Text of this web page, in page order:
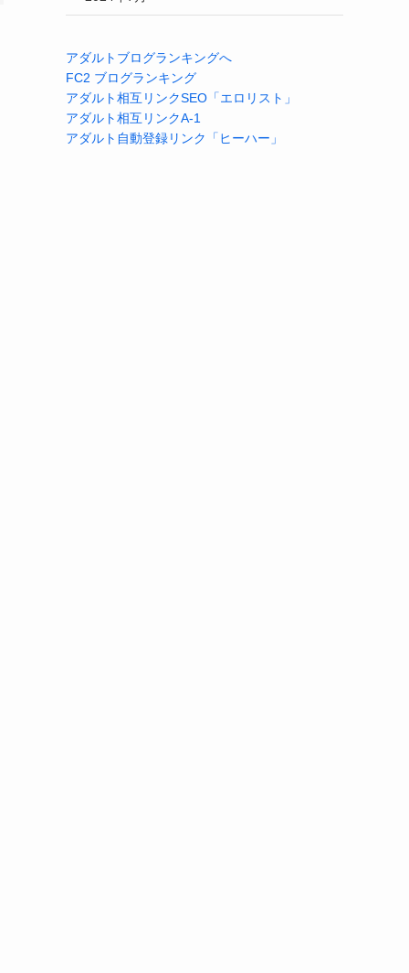
アダルトブログランキングへ
FC2 ブログランキング
アダルト相互リンクSEO「エロリスト」
アダルト相互リンクA-1
アダルト自動登録リンク「ヒーハー」